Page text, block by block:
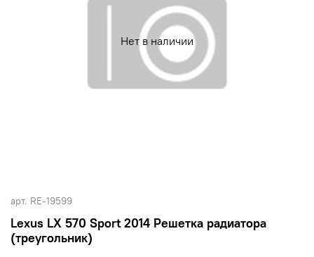
Нет в наличии
арт. RE-19599
Lexus LX 570 Sport 2014 Решетка радиатора
(треугольник)